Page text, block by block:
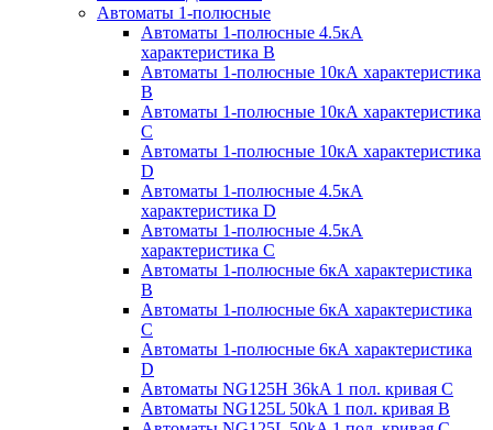
Автоматы 1-полюсные
Автоматы 1-полюсные 4.5кА
характеристика В
Автоматы 1-полюсные 10кА характеристика
B
Автоматы 1-полюсные 10кА характеристика
C
Автоматы 1-полюсные 10кА характеристика
D
Автоматы 1-полюсные 4.5кА
характеристика D
Автоматы 1-полюсные 4.5кА
характеристика С
Автоматы 1-полюсные 6кА характеристика
B
Автоматы 1-полюсные 6кА характеристика
C
Автоматы 1-полюсные 6кА характеристика
D
Автоматы NG125H 36kA 1 пол. кривая C
Автоматы NG125L 50kA 1 пол. кривая B